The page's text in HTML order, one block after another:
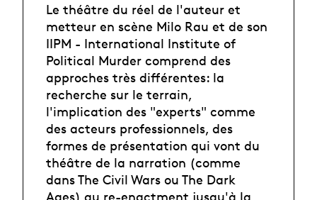
Le théâtre du réel de l'auteur et
metteur en scène Milo Rau et de son
IIPM - International Institute of
Political Murder comprend des
approches très différentes: la
recherche sur le terrain,
l'implication des "experts" comme
des acteurs professionnels, des
formes de présentation qui vont du
théâtre de la narration (comme
dans The Civil Wars ou The Dark
Ages) au re-enactment jusqu'à la